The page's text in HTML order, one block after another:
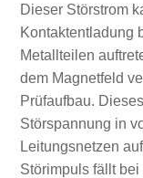
Dieser Störstrom
Kontaktentladung
Metallteilen
dem Magnetfeld
Prüfaufbau.
Störspannung in
Leitungsnetzen
Störimpuls fällt